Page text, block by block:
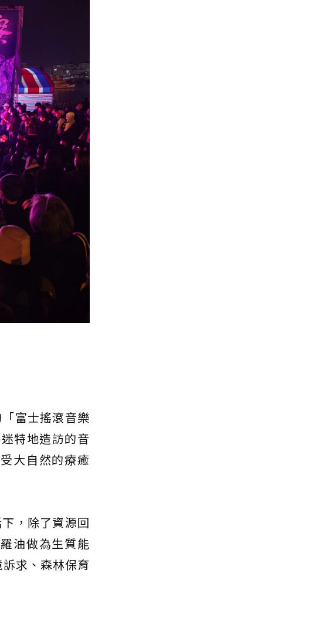
富士搖滾音樂
特地造訪的音
大自然的療癒
，除了資源回
油做為生質能
求、森林保育